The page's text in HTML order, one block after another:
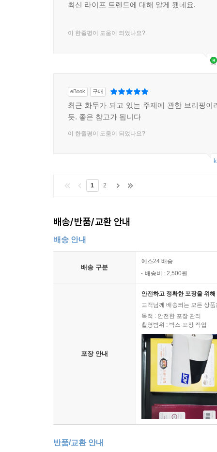
딜리버루는 2016년 8월 기준으로 영국을 비롯한
는 게 아니라 배달 전문 회사가 긱 형태로 배달원
식당을 비롯해 고급 레스토랑의 음식을 주로 배
이다. 서울에서도 ‘해주세요’ 같은 잔심부름 서
보다 더 들 수도 있다. 중요한 건 음식 배달 서비
---「15. 긱 이코노미: 고용과 노동의 패러다임이 바뀐다,
높은 경영 환경에서 세심하고 냉정하며 균형 잡
성향을 보여 주는 것일 수도 있다.
● New Kangaroo ? 당당하게 독립을 거부하는 사
그러지도 못한다. 과거에는 자수성가를 꿈꾸는
시대에는 독립도 쉬웠고, 누구나 미래에 대해 희
성인이 되고도 부모에게 얹혀사는 건 무능해
청년층이 늘어난 것이다.
● Awesome-Free ? 매력적인 공짜만 탐하는 사람
자연히 ‘공짜’를 탐하는 문화가 확산될 법도 하
라이브러리, 트래블 라이브러리, 뮤직 라이브러
지자체는 이를 세금으로 충당한다. 어쨌든 공짜
● Revolving-Door Consumer ? 같은 것을 사고 또
구매한 물품을 또 사는 식으로 반복적인 소비
‘루틴’처럼 점심식사 후 같은 카페의 커피를 마
심화시킨다. 그러니 요즘 기업에게는 충성도 높
● Past Breaker ? 익숙한 과거와 과감하게 결별하
‘적당한 불편’을 화두로 새로운 라이프 스타일,
형성되고 있다는 것을 의미한다. 바로 ‘뉴 노멀
노멀의 시대에는 기업의 비즈니스 환경도 급격
대변되는 새로운 환경을 적극적으로 받아들이
결별을 하지 못해 더 큰 위기를 맞이하고 있는 것
최신 라이프 트렌드에 대해 알게 됐네요.
이 한줄평이 도움이 되었나요?
eBook 구매
최근 화두가 되고 있는 주제에 관한 브리핑이
듯. 좋은 참고가 됩니다
이 한줄평이 도움이 되었나요?
1 2
배송/반품/교환 안내
배송 안내
배송 구분
예스24 배송
배송비 : 2,500원
포장 안내
안전하고 정확한 포장을 위
고객님께 배송되는 모든 상
목적 : 안전한 포장 관리
촬영범위 : 박스 포장 작업
반품/교환 안내